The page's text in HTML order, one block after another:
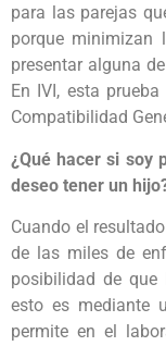
para las parejas
porque minimizan
presentar alguna
En IVI, esta
Compatibilidad
¿Qué hacer si soy
deseo tener un
Cuando el
de las miles de
posibilidad de
esto es mediante
permite en el